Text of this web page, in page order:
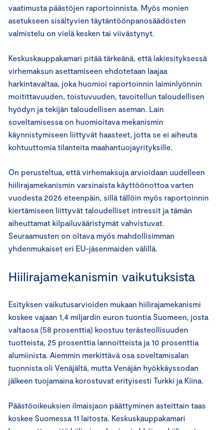
vaatimusta päästöjen raportoinnista. Myös monien
asetukseen sisältyvien täytäntöönpanosäädösten
valmistelu on vielä kesken tai viivästynyt.
Keskuskauppakamari pitää tärkeänä, että lakiesityksessä
virhemaksun asettamiseen ehdotetaan laajaa
harkintavaltaa, joka huomioi raportoinnin laiminlyönnin
moitittavuuden, toistuvuuden, tavoitellun taloudellisen
hyödyn ja tekijän taloudellisen aseman. Lain
soveltamisessa on huomioitava mekanismin
käynnistymiseen liittyvät haasteet, jotta se ei aiheuta
kohtuuttomia tilanteita maahantuojayrityksille.
On perusteltua, että virhemaksuja arvioidaan uudelleen
hiilirajamekanismin varsinaista käyttöönottoa varten
vuodesta 2026 eteenpäin, sillä tällöin myös raportoinnin
kiertämiseen liittyvät taloudelliset intressit ja tämän
aiheuttamat kilpailuvääristymät vahvistuvat.
Seuraamusten on oltava myös mahdollisimman
yhdenmukaiset eri EU-jäsenmaiden välillä.
Hiilirajamekanismin vaikutuksista
Esityksen vaikutusarvioiden mukaan hiilirajamekanismi
koskee vajaan 1,4 miljardin euron tuontia Suomeen, josta
valtaosa (58 prosenttia) koostuu terästeollisuuden
tuotteista, 25 prosenttia lannoitteista ja 10 prosenttia
alumiinista. Aiemmin merkittävä osa soveltamisalan
tuonnista oli Venäjältä, mutta Venäjän hyökkäyssodan
jälkeen tuojamaina korostuvat erityisesti Turkki ja Kiina.
Päästöoikeuksien ilmaisjaon päättyminen asteittain taas
koskee Suomessa 11 laitosta. Keskuskauppakamari